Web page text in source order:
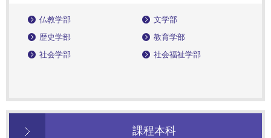
仏教学部
文学部
歴史学部
教育学部
社会学部
社会福祉学部
課程本科